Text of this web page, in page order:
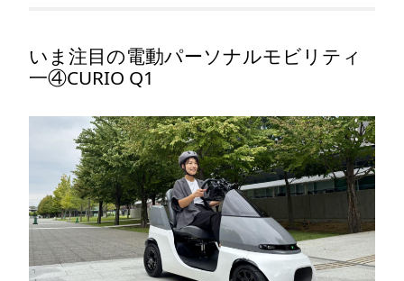
いま注目の電動パーソナルモビリティ
一④CURIO Q1